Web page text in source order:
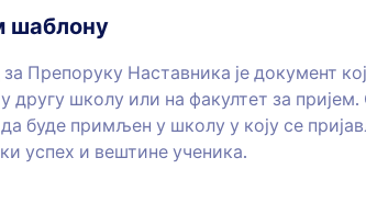
шаблону
Препоруку Наставника је документ
другу школу или на факултет за
буде примљен у школу у коју се
успех и вештине ученика.
12
8